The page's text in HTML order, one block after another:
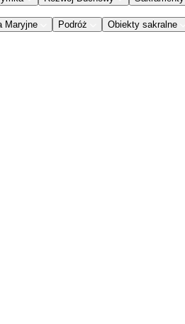
Maryjne Podróż Obiekty sakralne